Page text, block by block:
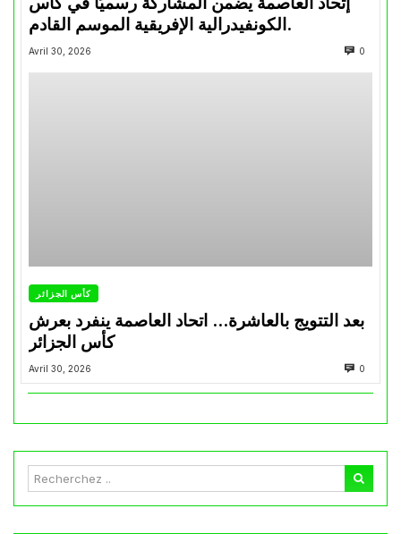
الكونفيدرالية الإفريقية الموسم القادم.
Avril 30, 2026 0
كأس الجزائر
بعد التتويج بالعاشرة… اتحاد العاصمة ينفرد بعرش
كأس الجزائر
Avril 30, 2026 0